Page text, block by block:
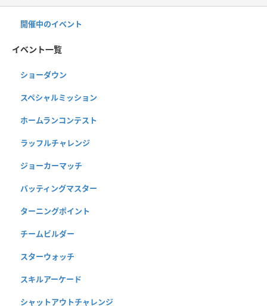
開催中のイベント
イベント一覧
ショーダウン
スペシャルミッション
ホームランコンテスト
ラッフルチャレンジ
ジョーカーマッチ
バッティングマスター
ターニングポイント
チームビルダー
スターウォッチ
スキルアーケード
シャットアウトチャレンジ